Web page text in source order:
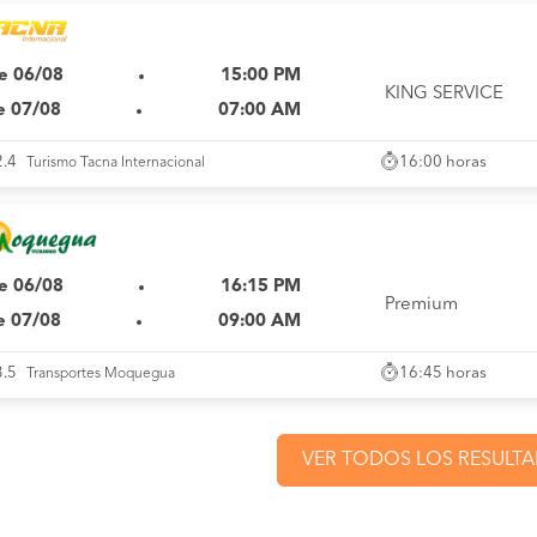
06/08
15:00 PM
07/08
07:00 AM
KING SERVICE
Turismo Tacna Internacional 16:00 horas
06/08
16:15 PM
07/08
09:00 AM
Premium
Transportes Moquegua 16:45 horas
VER TODOS LOS